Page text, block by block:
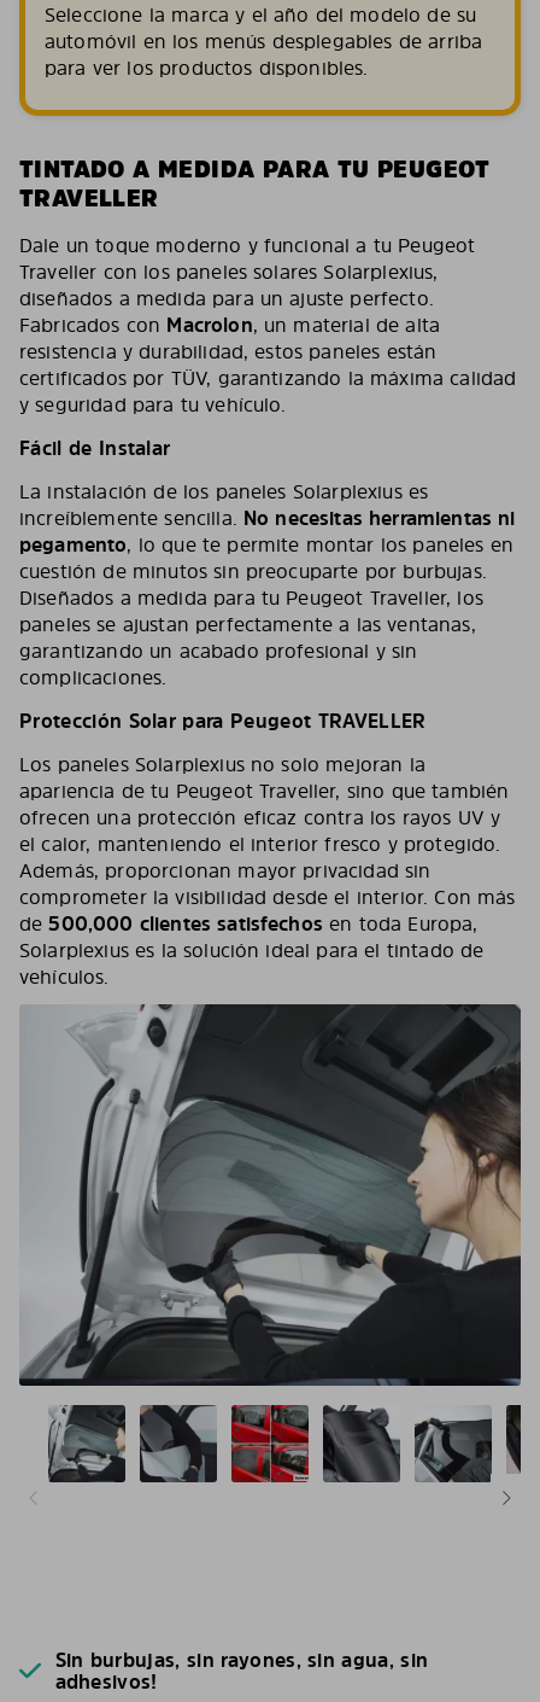
Seleccione la marca y el año del modelo de su
automóvil en los menús desplegables de arriba
para ver los productos disponibles.
TINTADO A MEDIDA PARA TU PEUGEOT
TRAVELLER
Dale un toque moderno y funcional a tu Peugeot
Traveller con los paneles solares Solarplexius,
diseñados a medida para un ajuste perfecto.
Fabricados con Macrolon, un material de alta
resistencia y durabilidad, estos paneles están
certificados por TÜV, garantizando la máxima calidad
y seguridad para tu vehículo.
Fácil de Instalar
La instalación de los paneles Solarplexius es
increíblemente sencilla. No necesitas herramientas ni
pegamento, lo que te permite montar los paneles en
cuestión de minutos sin preocuparte por burbujas.
Diseñados a medida para tu Peugeot Traveller, los
paneles se ajustan perfectamente a las ventanas,
garantizando un acabado profesional y sin
complicaciones.
Protección Solar para Peugeot TRAVELLER
Los paneles Solarplexius no solo mejoran la
apariencia de tu Peugeot Traveller, sino que también
ofrecen una protección eficaz contra los rayos UV y
el calor, manteniendo el interior fresco y protegido.
Además, proporcionan mayor privacidad sin
comprometer la visibilidad desde el interior. Con más
de500,000 clientes satisfechos en toda Europa,
Solarplexius es la solución ideal para el tintado de
vehículos.
Sin burbujas, sin rayones, sin agua, sin
adhesivos!